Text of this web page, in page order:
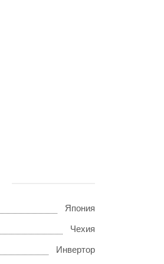
Япония
Чехия
Инвертор